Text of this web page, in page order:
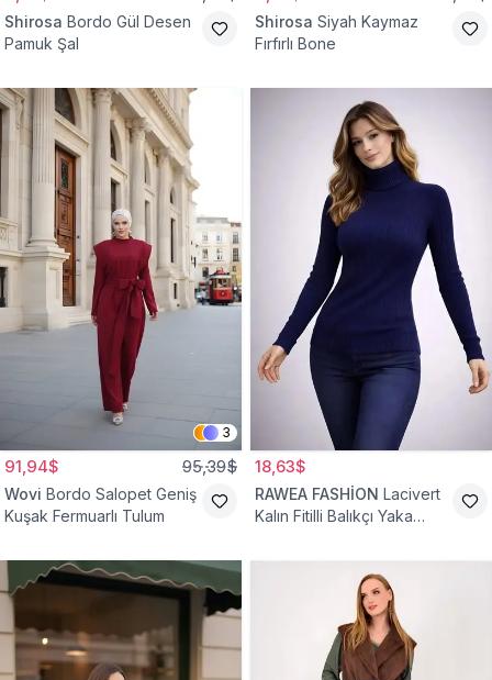
Shirosa Bordo Gül Desen
Pamuk Şal
Shirosa Siyah Kaymaz
Fırfırlı Bone
3
91,94$ 95,39$
Wovi Bordo Salopet Geniş
Kuşak Fermuarlı Tulum
18,63$
RAWEA FASHİON Lacivert
Kalın Fitilli Balıkçı Yaka